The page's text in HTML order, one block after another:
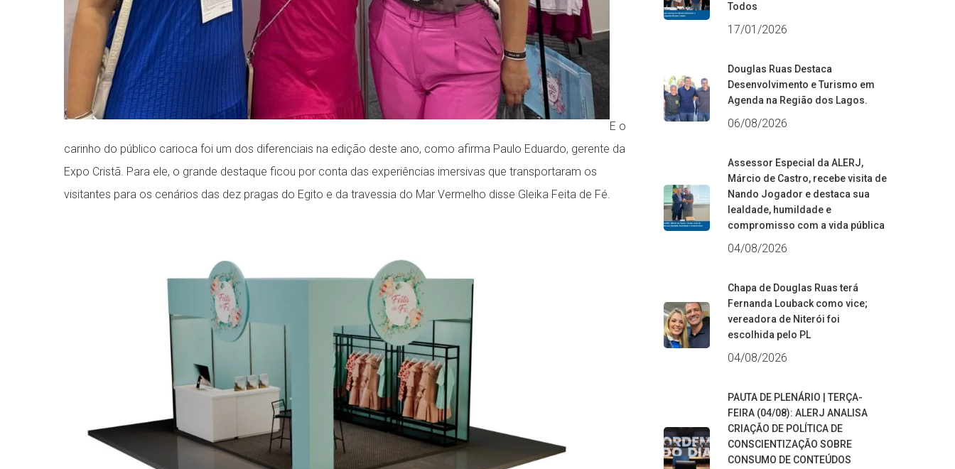
E o
carinho do público carioca foi um dos diferenciais na edição deste ano, como afirma Paulo Eduardo, gerente da
Expo Cristã. Para ele, o grande destaque ficou por conta das experiências imersivas que transportaram os
visitantes para os cenários das dez pragas do Egito e da travessia do Mar Vermelho disse Gleika Feita de Fé.
Todos
17/01/2026
Douglas Ruas Destaca
Desenvolvimento e Turismo em
Agenda na Região dos Lagos.
06/08/2026
Assessor Especial da ALERJ,
Márcio de Castro, recebe visita de
Nando Jogador e destaca sua
lealdade, humildade e
compromisso com a vida pública
04/08/2026
Chapa de Douglas Ruas terá
Fernanda Louback como vice;
vereadora de Niterói foi
escolhida pelo PL
04/08/2026
PAUTA DE PLENÁRIO | TERÇA-
FEIRA (04/08): ALERJ ANALISA
CRIAÇÃO DE POLÍTICA DE
CONSCIENTIZAÇÃO SOBRE
CONSUMO DE CONTEÚDOS